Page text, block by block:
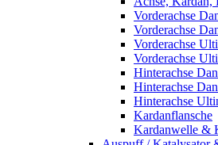
Vorderachse
Vorderachse
Vorderachse
Vorderachse
Hinterachse
Hinterachse
Hinterachse
Kardanflansche
Kardanwelle &